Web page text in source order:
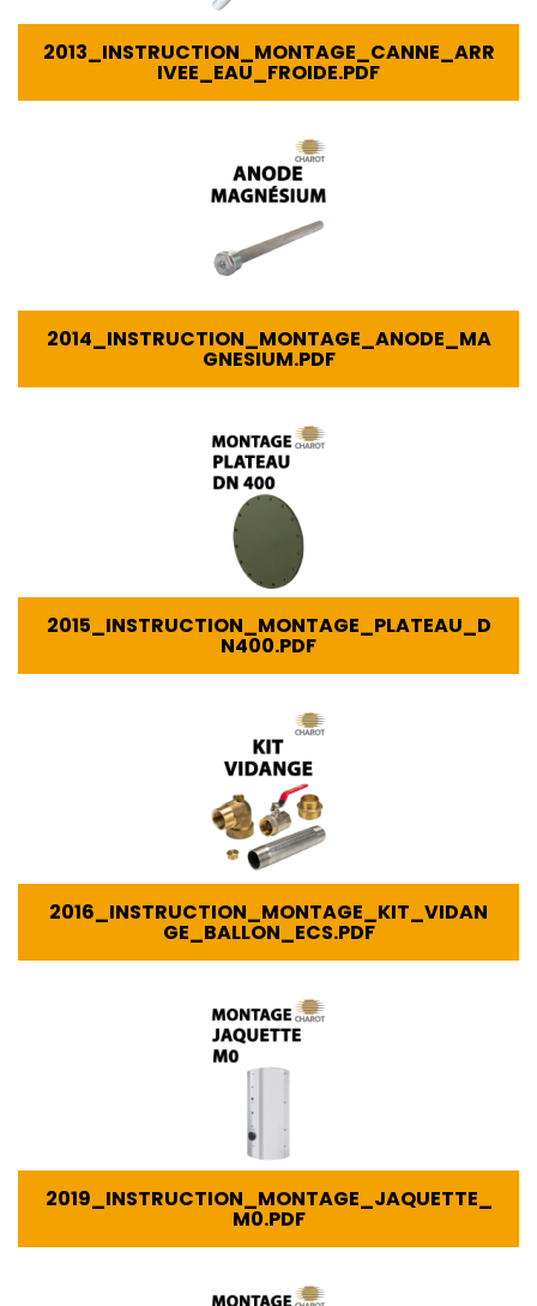
2013_INSTRUCTION_MONTAGE_CANNE_ARR
IVEE_EAU_FROIDE.PDF
2014_INSTRUCTION_MONTAGE_ANODE_MA
GNESIUM.PDF
2015_INSTRUCTION_MONTAGE_PLATEAU_D
N400.PDF
2016_INSTRUCTION_MONTAGE_KIT_VIDAN
GE_BALLON_ECS.PDF
2019_INSTRUCTION_MONTAGE_JAQUETTE_
M0.PDF